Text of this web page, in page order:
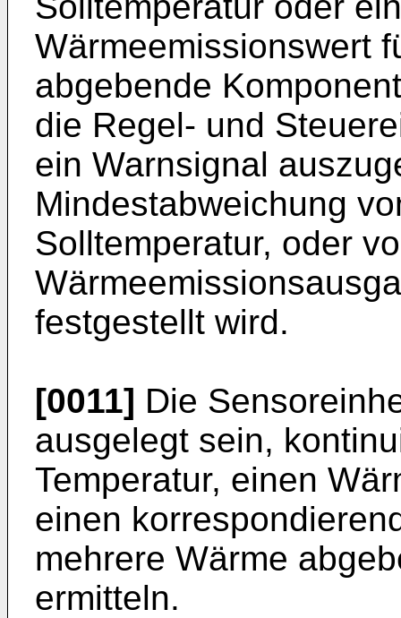
Wärmeemissionswert
abgebende
die Regel- und
ein Warnsignal
Mindestabweichung
Solltemperatur, oder
festgestellt wird.
[0011] Die
ausgelegt sein,
Temperatur, einen
einen
mehrere Wärme
ermitteln.